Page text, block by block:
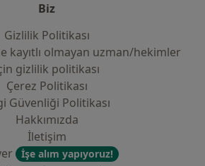
Biz
Gizlilik Politikası
kayıtlı olmayan uzman/hekimler
gizlilik politikası
Çerez Politikası
Güvenliği Politikası
Hakkımızda
İletişim
İşe alım yapıyoruz!